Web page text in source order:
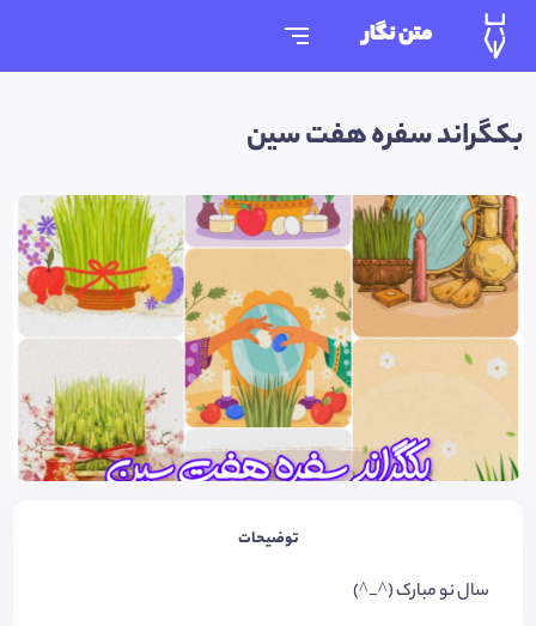
متن نگار
بکگراند سفره هفت سین
توضیحات
سال نو مبارک (^_^)